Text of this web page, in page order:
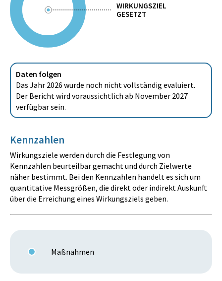
WIRKUNGSZIEL
GESETZT
Daten folgen
Das Jahr 2026 wurde noch nicht vollständig evaluiert.
Der Bericht wird voraussichtlich ab November 2027
verfügbar sein.
Kennzahlen
Wirkungsziele werden durch die Festlegung von
Kennzahlen beurteilbar gemacht und durch Zielwerte
näher bestimmt. Bei den Kennzahlen handelt es sich um
quantitative Messgrößen, die direkt oder indirekt Auskunft
über die Erreichung eines Wirkungsziels geben.
Maßnahmen